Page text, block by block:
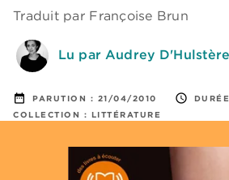
Traduit par Françoise Brun
Lu par Audrey D'Hulstère
date_range PARUTION : 21/04/2010 access_time
COLLECTION : LITTÉRATURE